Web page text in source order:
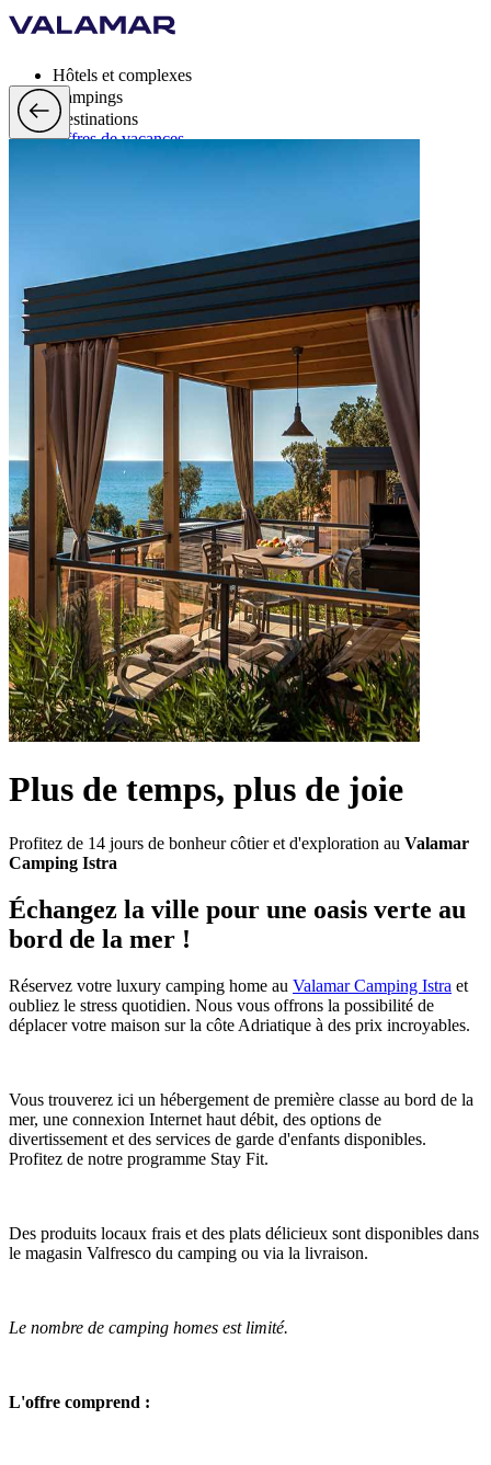
Hôtels et complexes
Campings
Destinations
Offres de vacances
fr, EUR
Plus de temps, plus de joie
Profitez de 14 jours de bonheur côtier et d'exploration au Valamar
Camping Istra
Échangez la ville pour une oasis verte au
bord de la mer !
Réservez votre luxury camping home au Valamar Camping Istra et
oubliez le stress quotidien. Nous vous offrons la possibilité de
déplacer votre maison sur la côte Adriatique à des prix incroyables.
Vous trouverez ici un hébergement de première classe au bord de la
mer, une connexion Internet haut débit, des options de
divertissement et des services de garde d'enfants disponibles.
Profitez de notre programme Stay Fit.
Des produits locaux frais et des plats délicieux sont disponibles dans
le magasin Valfresco du camping ou via la livraison.
Le nombre de camping homes est limité.
L'offre comprend :